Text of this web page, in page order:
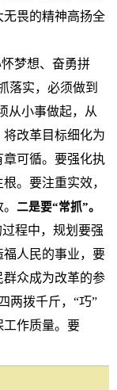
畏的精神高扬全
梦想、奋勇拼
落实，必须做到
从小事做起，从
改革目标细化为
可循。要强化执
。要注重实效，
二是要“常抓”。
程中，规划要强
人民的事业，要
众成为改革的参
两拨千斤，“巧”
工作质量。要